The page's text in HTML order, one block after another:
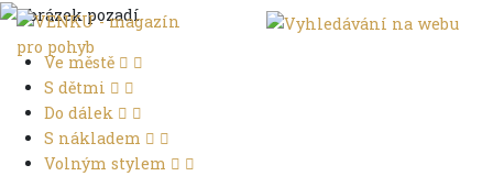
Ve městě
S dětmi
Do dálek
S nákladem
Volným stylem